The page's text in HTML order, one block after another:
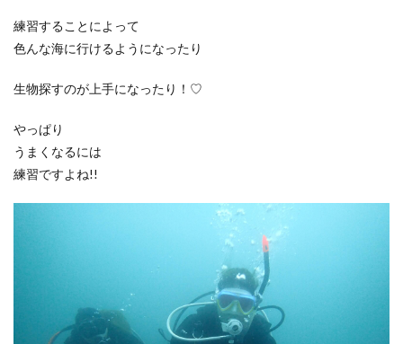
練習することによって
色んな海に行けるようになったり
生物探すのが上手になったり！♡
やっぱり
うまくなるには
練習ですよね!!